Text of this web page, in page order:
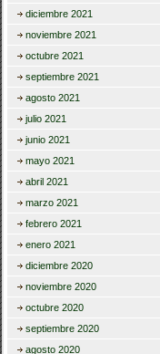
diciembre 2021
noviembre 2021
octubre 2021
septiembre 2021
agosto 2021
julio 2021
junio 2021
mayo 2021
abril 2021
marzo 2021
febrero 2021
enero 2021
diciembre 2020
noviembre 2020
octubre 2020
septiembre 2020
agosto 2020